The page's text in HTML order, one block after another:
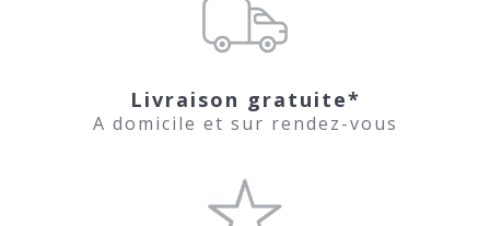
Livraison gratuite*
A domicile et sur rendez-vous